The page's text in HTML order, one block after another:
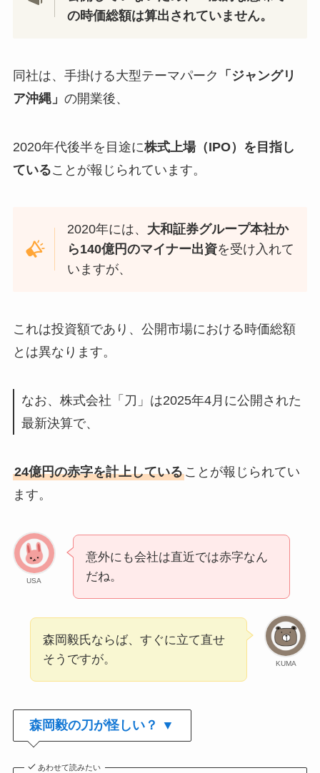
の時価総額は算出されていません。
同社は、手掛ける大型テーマパーク
「ジャングリ
ア沖縄」 の開業後、
2020年代後半を目途に株式上場（IPO）を目指し
ていることが報じられています。
2020年には、 大和証券グループ本社か
ら140億円のマイナー出資を受け入れて
いますが、
これは投資額であり、公開市場における時価総額
とは異なります。
なお、株式会社「刀」は2025年4月に公開された
最新決算で、
24億円の赤字を計上していることが報じられてい
ます。
USA
意外にも会社は直近では赤字なん
だね。
KUMA
森岡毅氏ならば、すぐに立て直せ
そうですが。
森岡毅の刀が怪しい？ ▼
あわせて読みたい